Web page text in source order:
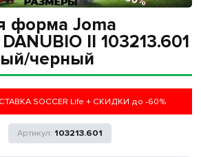
форма Joma
II 103213.601
черный
SOCCER Life + СКИДКИ до -60%
103213.601